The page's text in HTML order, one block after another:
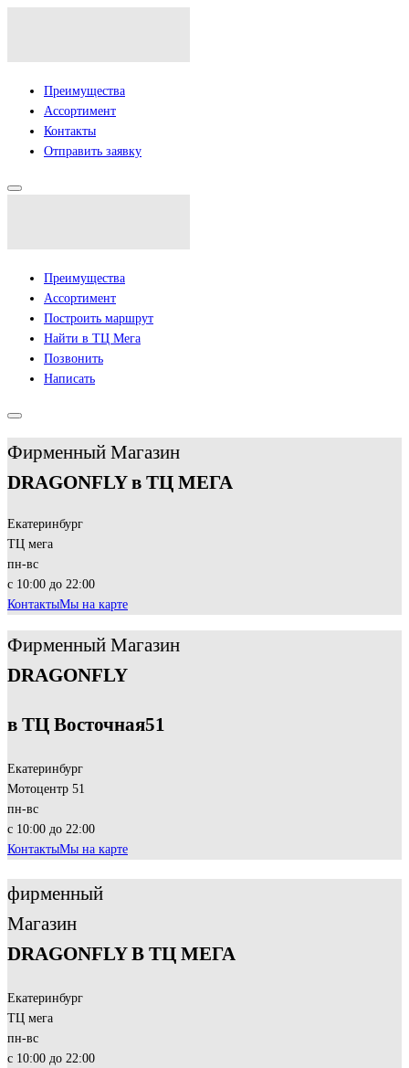
Преимущества
Ассортимент
Контакты
Отправить заявку
Преимущества
Ассортимент
Построить маршрут
Найти в ТЦ Мега
Позвонить
Написать
Фирменный Магазин
DRAGONFLY в ТЦ МЕГА
Екатеринбург
ТЦ мега
пн-вс
с 10:00 до 22:00
КонтактыМы на карте
Фирменный Магазин
DRAGONFLY
в ТЦ Восточная51
Екатеринбург
Мотоцентр 51
пн-вс
с 10:00 до 22:00
КонтактыМы на карте
фирменный
Магазин
DRAGONFLY В ТЦ МЕГА
Екатеринбург
ТЦ мега
пн-вс
с 10:00 до 22:00